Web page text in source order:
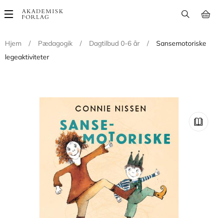
Main
Hjem
/ Pædagogik / Dagtilbud 0-6 år /
Sansemotoriske
legeaktiviteter